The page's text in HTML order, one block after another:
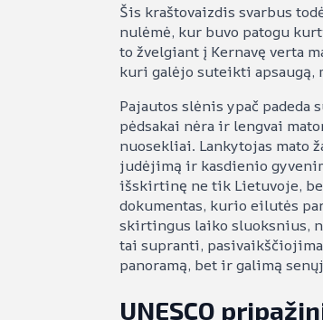
Šis kraštovaizdis svarbus
nulėmė, kur buvo patogu
to žvelgiant į Kernavę verta
kuri galėjo suteikti
Pajautos slėnis ypač
pėdsakai nėra ir lengvai
nuosekliai. Lankytojas mato
judėjimą ir kasdienio
išskirtinę ne tik Lietuvoje,
dokumentas, kurio eilutės
skirtingus laiko sluoksnius,
tai supranti,
panoramą, bet ir galimą
UNESCO